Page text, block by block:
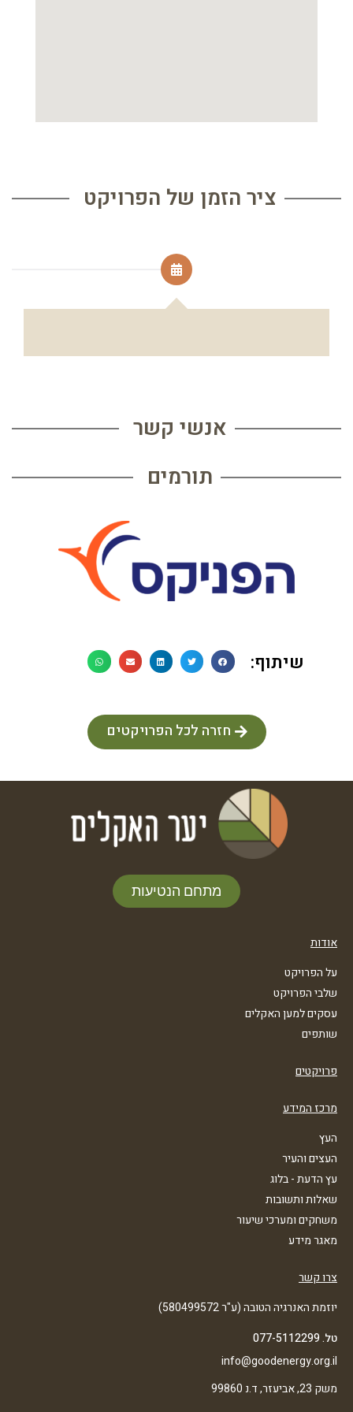
ציר הזמן של הפרויקט
אנשי קשר
תורמים
שיתוף:
חזרה לכל הפרויקטים
מתחם הנטיעות
אודות
על הפרויקט
שלבי הפרויקט
עסקים למען האקלים
שותפים
פרויקטים
מרכז המידע
העץ
העצים והעיר
עץ הדעת - בלוג
שאלות ותשובות
משחקים ומערכי שיעור
מאגר מידע
צרו קשר
יוזמת האנרגיה הטובה (ע"ר 580499572)
טל. 077-5112299
info@goodenergy.org.il
משק 23, אביעזר, ד.נ 99860